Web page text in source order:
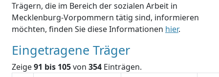
Trägern, die im Bereich der sozialen Arbeit in
Mecklenburg-Vorpommern tätig sind, informieren
möchten, finden Sie diese Informationen hier.
Eingetragene Träger
Zeige91 bis 105von 354 Einträgen.